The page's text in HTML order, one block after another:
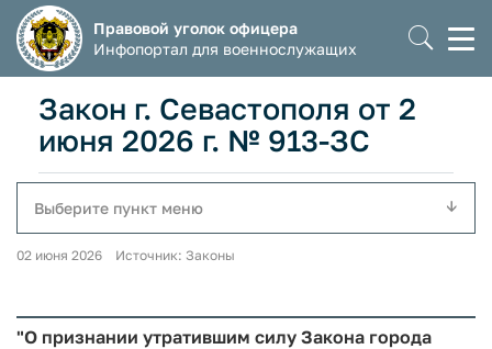
Правовой уголок офицера
Инфопортал для военнослужащих
Закон г. Севастополя от 2
июня 2026 г. № 913-ЗС
Выберите пункт меню
02 июня 2026 Источник: Законы
"О признании утратившим силу Закона города